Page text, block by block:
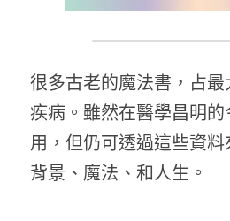
很多古老的魔法書，占
疾病。雖然在醫學昌明
用，但仍可透過這些資
背景、魔法、和人生。